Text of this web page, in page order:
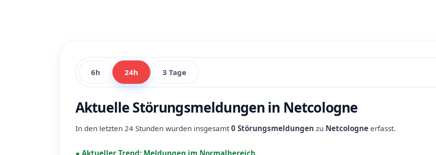
6h 24h 3 Tage
Aktuelle Störungsmeldungen in Netcologne
In den letzten 24 Stunden wurden insgesamt0 Störungsmeldungen zu Netcologne erfasst.